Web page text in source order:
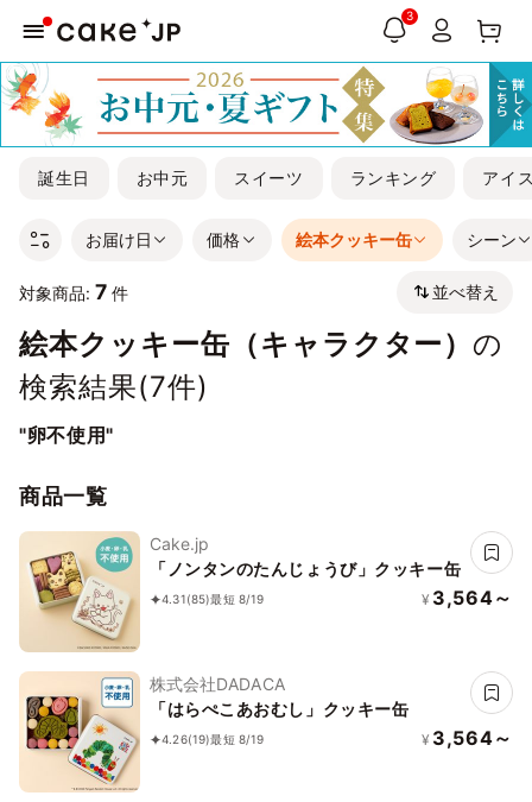
3
誕生日 お中元 スイーツ ランキング アイ
お届け日 価格 絵本クッキー缶 シーン
対象商品: 7 件 並べ替え
絵本クッキー缶（キャラクター） の
検索結果(7件)
"卵不使用"
商品一覧
Cake.jp
「ノンタンのたんじょうび」クッキー缶
4.31(85)最短 8/19 ¥ 3,564～
株式会社DADACA
「はらぺこあおむし」クッキー缶
4.26(19)最短 8/19 ¥ 3,564～